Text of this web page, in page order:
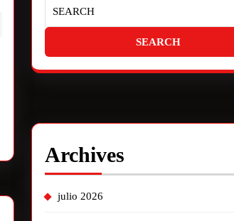
Archives
julio 2026